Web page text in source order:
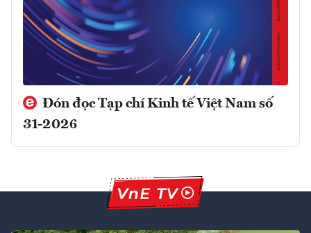
Đón đọc Tạp chí Kinh tế Việt Nam số
31-2026